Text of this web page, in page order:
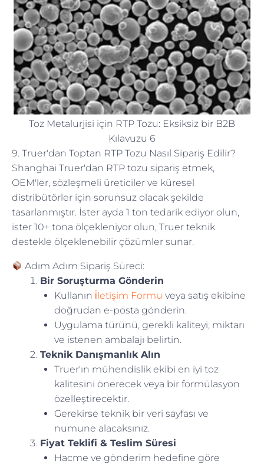
Toz Metalurjisi için RTP Tozu: Eksiksiz bir B2B
Kılavuzu 6
9. Truer'dan Toptan RTP Tozu Nasıl Sipariş Edilir?
Shanghai Truer'dan RTP tozu sipariş etmek,
OEM'ler, sözleşmeli üreticiler ve küresel
distribütörler için sorunsuz olacak şekilde
tasarlanmıştır. İster ayda 1 ton tedarik ediyor olun,
ister 10+ tona ölçekleniyor olun, Truer teknik
destekle ölçeklenebilir çözümler sunar.
Adım Adım Sipariş Süreci:
Bir Soruşturma Gönderin
Kullanın i̇letişim Formu veya satış ekibine
doğrudan e-posta gönderin.
Uygulama türünü, gerekli kaliteyi, miktarı
ve istenen ambalajı belirtin.
Teknik Danışmanlık Alın
Truer'ın mühendislik ekibi en iyi toz
kalitesini önerecek veya bir formülasyon
özelleştirecektir.
Gerekirse teknik bir veri sayfası ve
numune alacaksınız.
Fiyat Teklifi & Teslim Süresi
Hacme ve gönderim hedefine göre